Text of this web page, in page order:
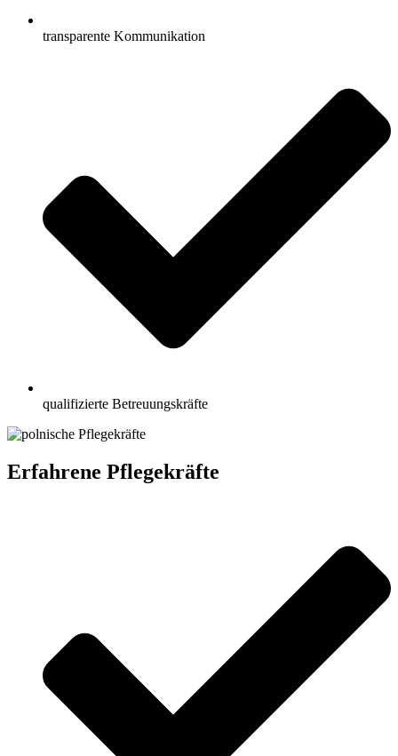
transparente Kommunikation
qualifizierte Betreuungskräfte
Erfahrene Pflegekräfte